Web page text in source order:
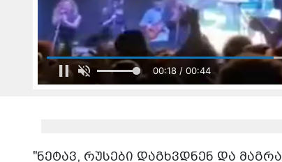
00:20 / 00:44
"ნეტავ, რუსები დაგხვდნენ და